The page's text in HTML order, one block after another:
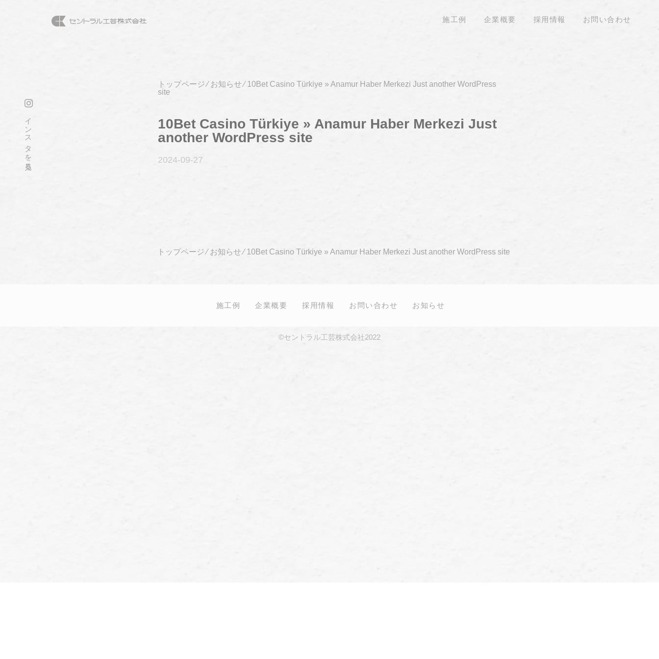
施工例 企業概要 採用情報 お問い合わせ
インスタを見る
トップページ⁄ お知らせ⁄10Bet Casino Türkiye » Anamur Haber Merkezi Just another WordPress
site
10Bet Casino Türkiye » Anamur Haber Merkezi Just
another WordPress site
2024-09-27
トップページ⁄ お知らせ⁄10Bet Casino Türkiye » Anamur Haber Merkezi Just another WordPress site
施工例 企業概要 採用情報 お問い合わせ お知らせ
©セントラル工芸株式会社2022